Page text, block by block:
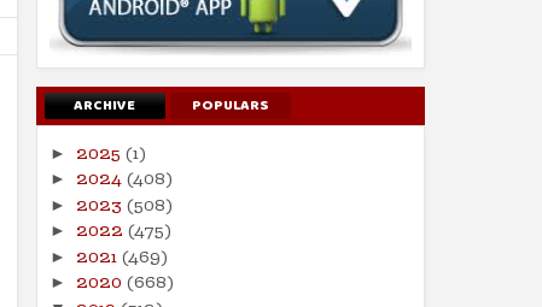
2024
व्याज खाणारा रक्तात पोहत असतो :
प्रेषितवाणी (हदीस)
ARCHIVE POPULARS
► 2025 (1)
► 2024(408)
► 2023 (508)
► 2022 (475)
► 2021(469)
► 2020 (668)